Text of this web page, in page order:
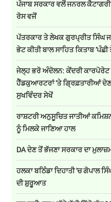
ਪੰਜਾਬ ਸਰਕਾਰ ਵਲੋਂ ਜਨਰਲ
ਰੋਸ ਵਜੋਂ
ਪੱਤਰਕਾਰ ਤੇ ਲੇਖਕ ਗੁਰਪ੍ਰੀਤ ਸਿੰਘ
ਭੇਟ ਕੀਤੀ ਬਾਲ ਸਾਹਿਤ ਕਿਤਾਬ
ਜੇਲ੍ਹ ਭਰੋ ਅੰਦੋਲਨ: ਕੇਂਦਰੀ ਕਾਰਪੋਰੇਟ
ਹੈੱਡਕੁਆਰਟਰਾਂ 'ਤੇ ਗ੍ਰਿਫ਼ਤਾਰੀਆਂ
ਸੁਖਵਿੰਦਰ ਸੇਖੋਂ
ਰਾਸ਼ਟਰੀ ਅਨੁਸੂਚਿਤ ਜਾਤੀਆਂ
ਨੂੰ ਮਿਲਕੇ ਜਾਣਿਆ ਹਾਲ
DA ਦੇਣ‌ ਤੋਂ ਭੱਜਣਾ ਸਰਕਾਰ ਦਾ
ਹਲਕਾ ਬਠਿੰਡਾ ਦਿਹਾਤੀ 'ਚ ਗੋਪਾਲ
ਦੀ ਸ਼ੁਰੂਆਤ